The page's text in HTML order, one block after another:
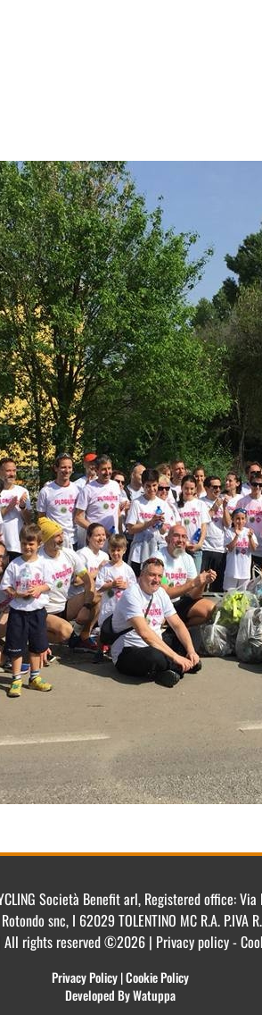
Società Benefit arl, Registered office:
snc, I 62029 TOLENTINO MC R.A.
All rights reserved ©2026 | Privacy policy -
Privacy Policy|Cookie Policy
Developed By Watuppa